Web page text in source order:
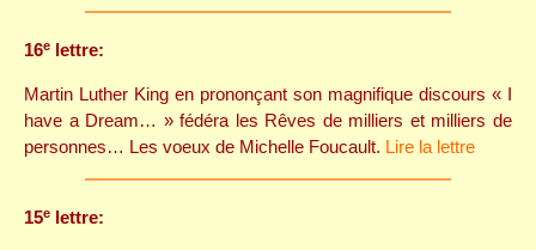
16e lettre:
Martin Luther King en prononçant son magnifique discours « I
have a Dream… » fédéra les Rêves de milliers et milliers de
personnes… Les voeux de Michelle Foucault. Lire la lettre
15e lettre: